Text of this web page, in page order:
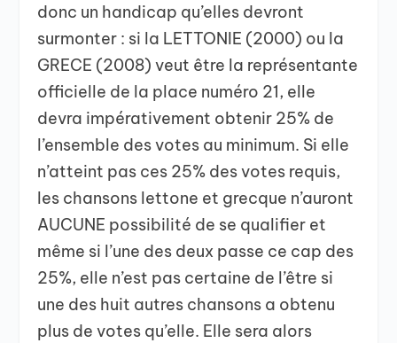
donc un handicap qu’elles devront
surmonter : si la LETTONIE (2000) ou la
GRECE (2008) veut être la représentante
officielle de la place numéro 21, elle
devra impérativement obtenir 25% de
l’ensemble des votes au minimum. Si elle
n’atteint pas ces 25% des votes requis,
les chansons lettone et grecque n’auront
AUCUNE possibilité de se qualifier et
même si l’une des deux passe ce cap des
25%, elle n’est pas certaine de l’être si
une des huit autres chansons a obtenu
plus de votes qu’elle. Elle sera alors